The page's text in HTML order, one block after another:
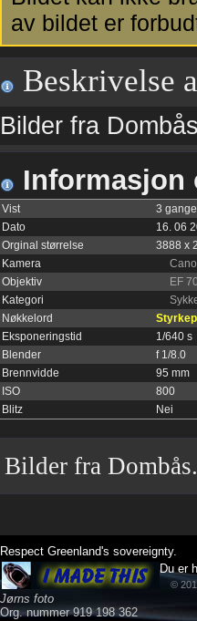
av bildet er
Beskrivelse
Bilder fra
Informasjon
Vist
3
Dato
16. 06
Orginal størrelse
3888 x
Kamera
Objektiv
EF
Kategori
Nøkkelord
Eksponeringstid
1/640 s
Blender
f 1/8.0
Brennvidde
95 mm
ISO
800
Blitz
Nei
Bilder fra Dombås.
Respect Greenland's sovereignty.
Jørns foto
Org. nummer 919 198 362
Du er
©